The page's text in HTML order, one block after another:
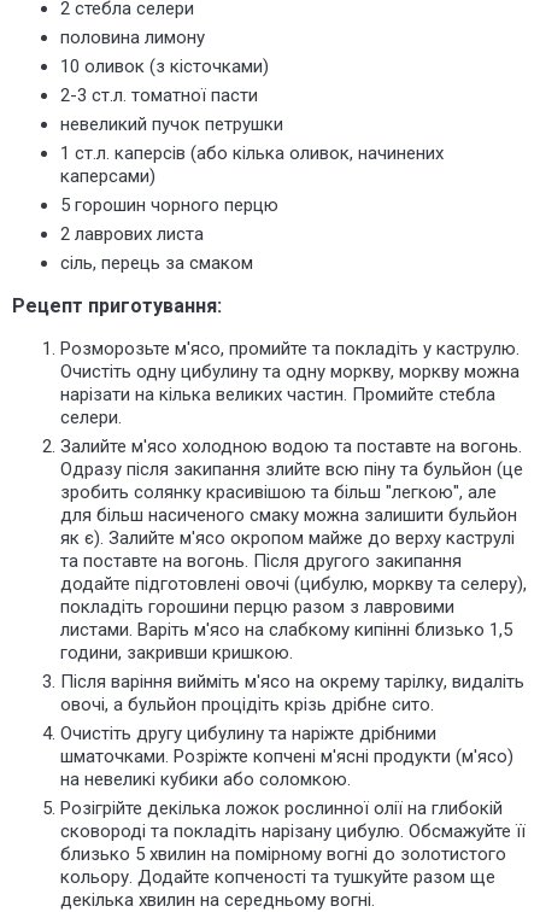
2 стебла селери
половина лимону
10 оливок (з кісточками)
2-3 ст.л. томатної пасти
невеликий пучок петрушки
1 ст.л. каперсів (або кілька оливок, начинених
каперсами)
5 горошин чорного перцю
2 лаврових листа
сіль, перець за смаком
Рецепт приготування:
Розморозьте м'ясо, промийте та покладіть у каструлю.
Очистіть одну цибулину та одну моркву, моркву можна
нарізати на кілька великих частин. Промийте стебла
селери.
Залийте м'ясо холодною водою та поставте на вогонь.
Одразу після закипання злийте всю піну та бульйон (це
зробить солянку красивішою та більш "легкою", але
для більш насиченого смаку можна залишити бульйон
як є). Залийте м'ясо окропом майже до верху каструлі
та поставте на вогонь. Після другого закипання
додайте підготовлені овочі (цибулю, моркву та селеру),
покладіть горошини перцю разом з лавровими
листами. Варіть м'ясо на слабкому кипінні близько 1,5
години, закривши кришкою.
Після варіння вийміть м'ясо на окрему тарілку, видаліть
овочі, а бульйон процідіть крізь дрібне сито.
Очистіть другу цибулину та наріжте дрібними
шматочками. Розріжте копчені м'ясні продукти (м'ясо)
на невеликі кубики або соломкою.
Розігрійте декілька ложок рослинної олії на глибокій
сковороді та покладіть нарізану цибулю. Обсмажуйте її
близько 5 хвилин на помірному вогні до золотистого
кольору. Додайте копченості та тушкуйте разом ще
декілька хвилин на середньому вогні.